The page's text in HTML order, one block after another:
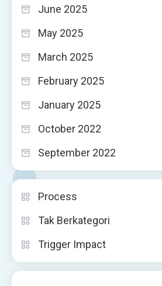
June 2025
May 2025
March 2025
February 2025
January 2025
October 2022
September 2022
Process
Tak Berkategori
Trigger Impact